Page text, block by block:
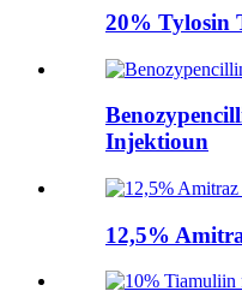
20% Tylosin
Injektioun
12,5%